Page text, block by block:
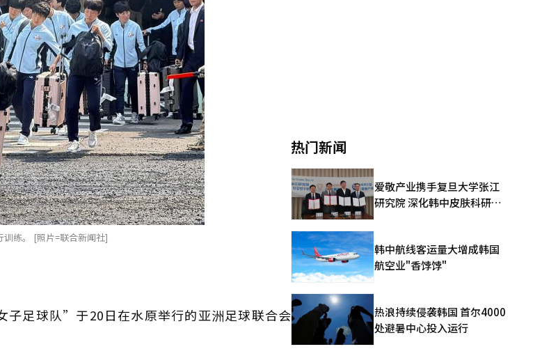
练。 [照片=联合新闻社]
足球队”于20日在水原举行的亚洲足球联合会
热门新闻
爱敬产业携手复旦大学张江
研究院 深化韩中皮肤科研合
韩中航线客运量大增成韩国
航空业"香饽饽"
热浪持续侵袭韩国 首尔4000
处避暑中心投入运行